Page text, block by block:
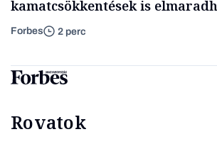
kamatcsökkentések is
Forbes 2 perc
Rovatok